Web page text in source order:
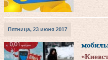
Пятница, 23 июня 2017